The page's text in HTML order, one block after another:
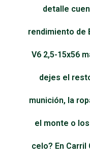
detalle
rendimiento de
V6 2,5-15x56
dejes el
munición, la
el monte o
celo? En